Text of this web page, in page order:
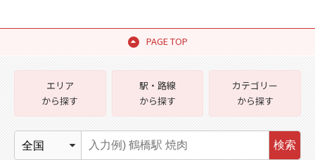
PAGE TOP
エリア
から探す
駅・路線
から探す
カテゴリー
から探す
検索